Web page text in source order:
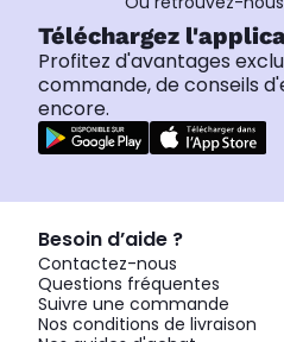
Téléchargez
Profitez d'avantages
commande, de conseils
encore.
Besoin d’aide ?
Contactez-nous
Questions fréquentes
Suivre une commande
Nos conditions de livraison